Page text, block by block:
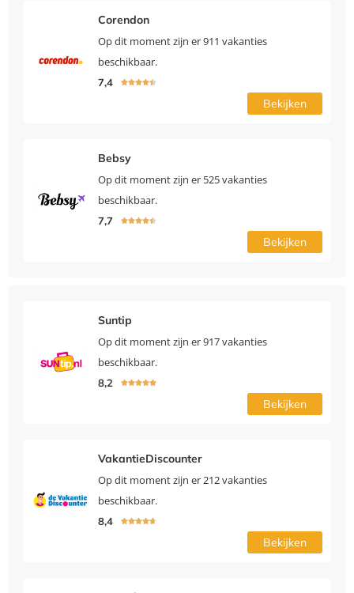
Corendon
Op dit moment zijn er 911 vakanties
beschikbaar.
7,4 
Bekijken
Bebsy
Op dit moment zijn er 525 vakanties
beschikbaar.
7,7 
Bekijken
Suntip
Op dit moment zijn er 917 vakanties
beschikbaar.
8,2 
Bekijken
VakantieDiscounter
Op dit moment zijn er 212 vakanties
beschikbaar.
8,4 
Bekijken